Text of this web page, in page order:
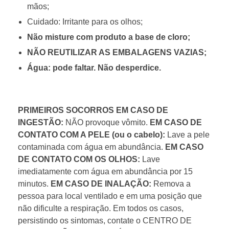
mãos;
Cuidado: Irritante para os olhos;
Não misture com produto a base de cloro;
NÃO REUTILIZAR AS EMBALAGENS VAZIAS;
Água: pode faltar. Não desperdice.
PRIMEIROS SOCORROS EM CASO DE
INGESTÃO: NÃO provoque vômito. EM CASO DE
CONTATO COM A PELE (ou o cabelo): Lave a pele
contaminada com água em abundância. EM CASO
DE CONTATO COM OS OLHOS: Lave
imediatamente com água em abundância por 15
minutos. EM CASO DE INALAÇÃO: Remova a
pessoa para local ventilado e em uma posição que
não dificulte a respiração. Em todos os casos,
persistindo os sintomas, contate o CENTRO DE